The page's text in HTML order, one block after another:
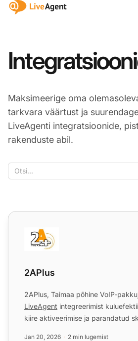
:site.title
Maksimeerige oma
tarkvara väärtust ja
LiveAgenti integratsioonide,
rakenduste abil.
2APlus
2APlus
2APlus, Tai­maa põhine VoIP-
LiveAgent integreerimist
kiire aktiveerimise ja parandatud
Jan 20, 2026 2 min lugemist